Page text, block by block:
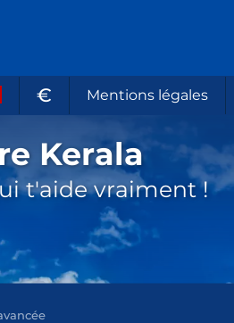
€ Mentions légales
Kerala
t'aide vraiment !